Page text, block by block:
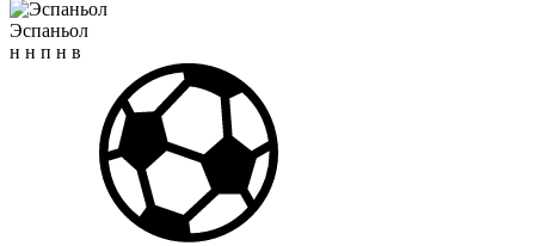
Эспаньол
н н п н в